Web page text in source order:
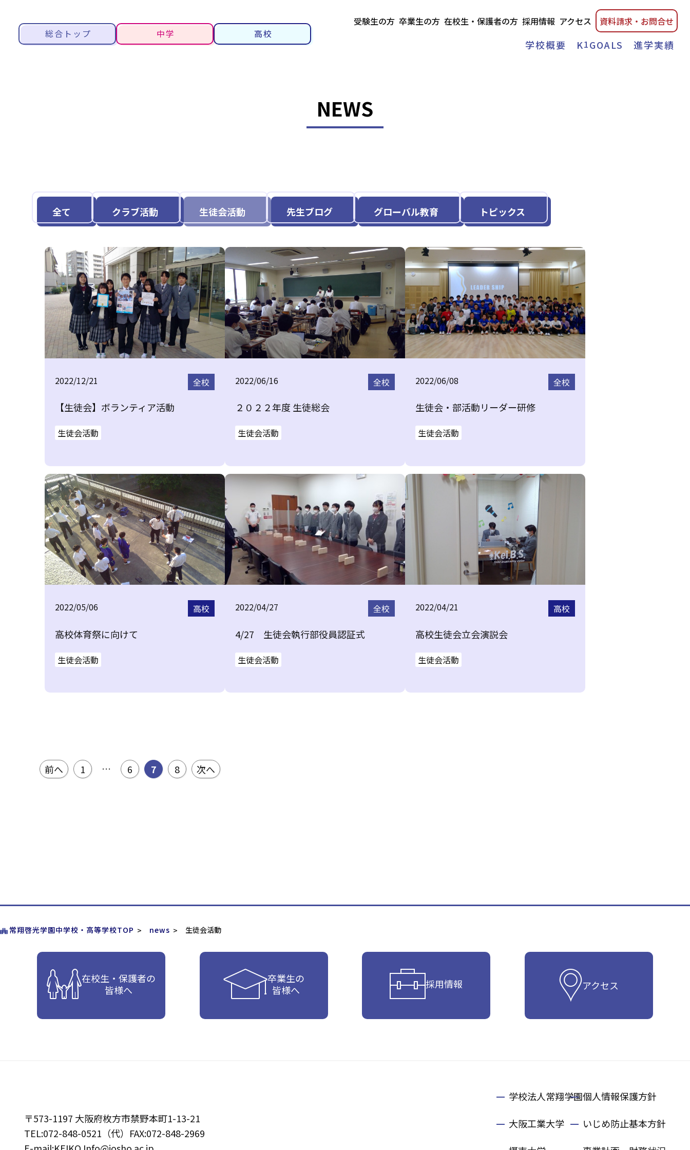
総合トップ 中学 高校
受験生の方 卒業生の方 在校生・保護者の方 採用情報 アクセス 資料請求・ お問合せ
学校概要 K1GOALS 進学実績
NEWS
全て クラブ活動 生徒会活動 先生ブログ グローバル教育 トピックス
2022/12/21 全校
【生徒会】ボランティア活動
生徒会活動
2022/06/16 全校
２０２２年度 生徒総会
生徒会活動
2022/06/08 全校
生徒会・部活動リーダー研修
生徒会活動
2022/05/06 高校
高校体育祭に向けて
生徒会活動
2022/04/27 全校
4/27 生徒会執行部役員認証式
生徒会活動
2022/04/21 高校
高校生徒会立会演説会
生徒会活動
投稿のページ送り
前へ 1 … 6 7 8 次へ
常翔啓光学園中学校・高等学校TOP news 生徒会活動
在校生・保護者の
皆様へ
卒業生の
皆様へ
採用情報 アクセス
〒573-1197 大阪府枚方市禁野本町1-13-21
TEL:072-848-0521（代）FAX:072-848-2969
学校法人常翔学園
大阪工業大学
個人情報保護方針
いじめ防止基本方針